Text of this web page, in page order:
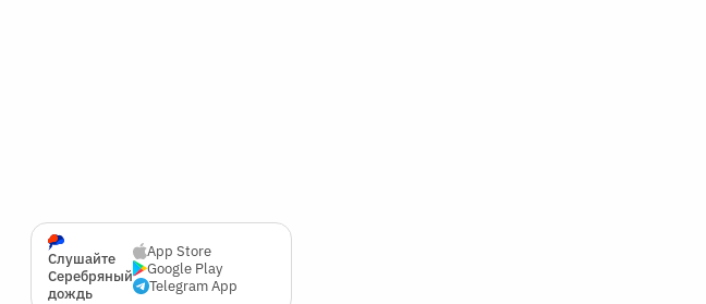
Слушайте
Серебряный
дождь
App Store
Google Play
Telegram App